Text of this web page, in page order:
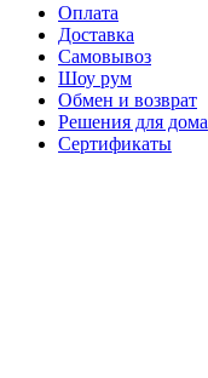
Оплата
Доставка
Самовывоз
Шоу рум
Обмен и возврат
Решения для дома
Сертификаты